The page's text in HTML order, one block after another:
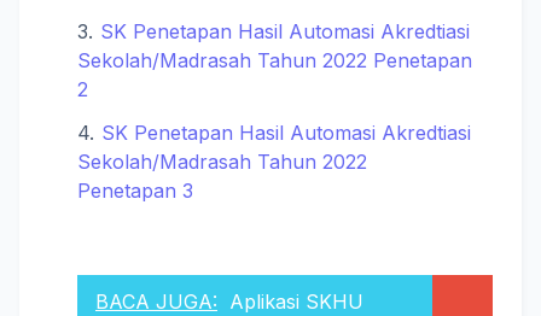
SK Penetapan Hasil Automasi Akredtiasi
Sekolah/Madrasah Tahun 2022 Penetapan
2
SK Penetapan Hasil Automasi Akredtiasi
Sekolah/Madrasah Tahun 2022
Penetapan 3
BACA JUGA: Aplikasi SKHU